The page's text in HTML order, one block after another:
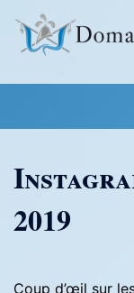
contenu
2019
Coup d’œil sur